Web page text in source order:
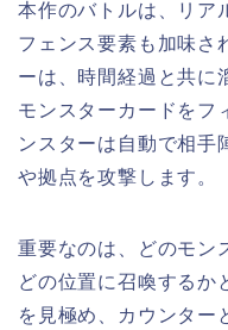
本作のバトルは、リア
フェンス要素も加味さ
ーは、時間経過と共に
モンスターカードをフ
ンスターは自動で相手
や拠点を攻撃します。
重要なのは、どのモン
どの位置に召喚するか
を見極め、カウンター